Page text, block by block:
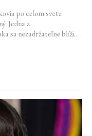
po celom svete
Jedna z
sa nezadržateľne blíži.
konania